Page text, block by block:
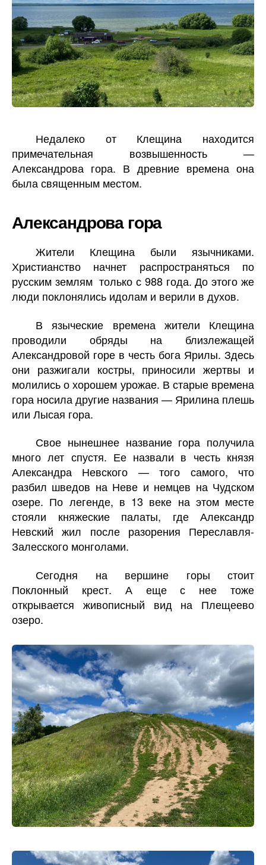
Недалеко от Клещина находится
примечательная возвышенность —
Александрова гора. В древние времена она
была священным местом.
Александрова гора
Жители Клещина были язычниками.
Христианство начнет распространяться по
русским землям только с 988 года. До этого же
люди поклонялись идолам и верили в духов.
В языческие времена жители Клещина
проводили обряды на близлежащей
Александровой горе в честь бога Ярилы. Здесь
они разжигали костры, приносили жертвы и
молились о хорошем урожае. В старые времена
гора носила другие названия — Ярилина плешь
или Лысая гора.
Свое нынешнее название гора получила
много лет спустя. Ее назвали в честь князя
Александра Невского — того самого, что
разбил шведов на Неве и немцев на Чудском
озере. По легенде, в 13 веке на этом месте
стояли княжеские палаты, где Александр
Невский жил после разорения Переславля-
Залесского монголами.
Сегодня на вершине горы стоит
Поклонный крест. А еще с нее тоже
открывается живописный вид на Плещеево
озеро.